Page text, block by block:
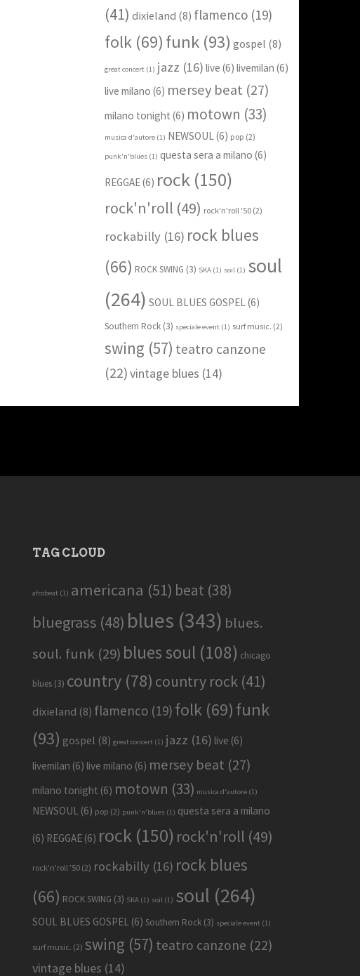
(41) dixieland (8) flamenco(19)
folk(69) funk(93) gospel (8)
great concert(1) jazz (16) live (6) livemilan (6)
live milano (6) mersey beat (27)
milano tonight (6) motown (33)
musica d'autore(1) NEWSOUL(6) pop (2)
punk'n'blues(1) questa sera a milano (6)
REGGAE(6) rock(150)
rock'n'roll (49) rock'n'roll '50(2)
rockabilly(16) rock blues
(66) ROCK SWING (3) SKA(1) soil(1) soul
(264) SOUL BLUES GOSPEL(6)
Southern Rock(3) speciale event(1) surf music. (2)
swing (57) teatro canzone
(22)vintage blues (14)
TAG CLOUD
afrobeat (1) americana (51) beat (38)
bluegrass (48) blues (343) blues.
soul. funk (29) blues soul (108) chicago
blues (3) country (78) country rock (41)
dixieland (8) flamenco (19) folk (69) funk
(93) gospel (8) great concert (1) jazz (16) live (6)
livemilan (6) live milano (6) mersey beat (27)
milano tonight (6) motown (33) musica d'autore (1)
NEWSOUL (6) pop (2) punk'n'blues (1) questa sera a milano
(6) REGGAE (6) rock (150) rock'n'roll (49)
rock'n'roll '50 (2) rockabilly (16) rock blues
(66) ROCK SWING (3) SKA (1) soil (1) soul (264)
SOUL BLUES GOSPEL (6) Southern Rock (3) speciale event (1)
surf music. (2) swing (57) teatro canzone (22)
vintage blues (14)